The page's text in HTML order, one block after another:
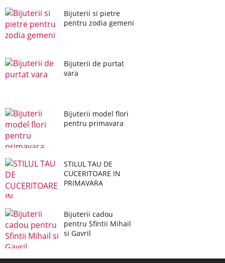
Bijuterii si pietre
pentru zodia gemeni
Bijuterii de purtat
vara
Bijuterii model flori
pentru primavara
STILUL TAU DE
CUCERITOARE IN
PRIMAVARA
Bijuterii cadou
pentru Sfintii Mihail
si Gavril